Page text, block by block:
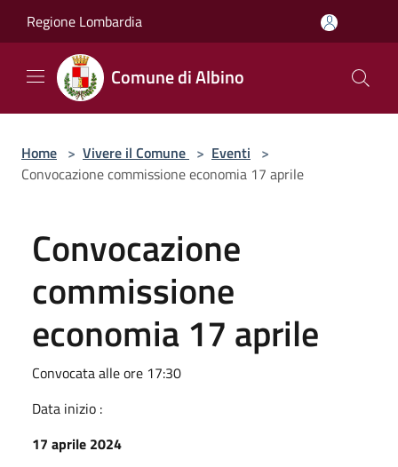
Regione Lombardia
Comune di Albino
Home > Vivere il Comune > Eventi >
Convocazione commissione economia 17 aprile
Convocazione
commissione
economia 17 aprile
Convocata alle ore 17:30
Data inizio :
17 aprile 2024